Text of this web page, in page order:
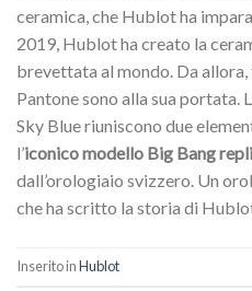
ceramica, che Hublot ha
2019, Hublot ha creato la
brevettata al mondo. Da
Pantone sono alla sua portata.
Sky Blue riuniscono due
l’iconico modello Big Bang
dall’orologiaio svizzero. Un
che ha scritto la storia di
Inserito inHublot